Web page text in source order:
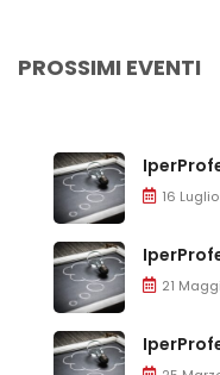
PROSSIMI EVENTI
16
21